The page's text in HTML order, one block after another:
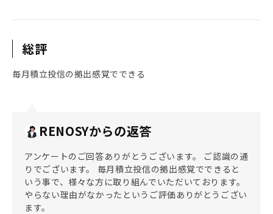
総評
毎月積立投信の拠出感覚でできる
RENOSYからの返答
アンケートのご回答ありがとうございます。 ご認識の通
りでございます。 毎月積立投信の拠出感覚でできると
いう事で、様々な方に取り組んでいただいております。
やらない理由がなかったというご評価ありがとうござい
ます。